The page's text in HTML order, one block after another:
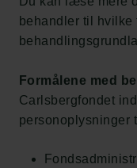
behandler til hvilke
Formålene med
Carlsbergfondet
personoplysninger